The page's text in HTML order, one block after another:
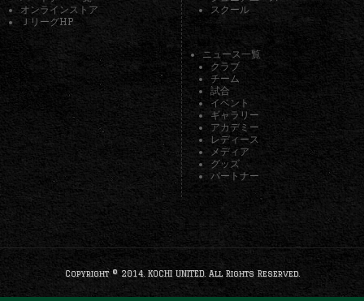
オンラインストア
ＪリーグHP
スクール
ニュース一覧
クラブ
チーム
試合
イベント
ギャラリー
アカデミー
レディース
メディア
グッズ
パートナー
Copyright © 2014. KOCHI UNITED. All Rights Reserved.